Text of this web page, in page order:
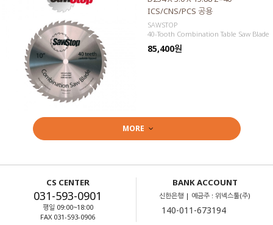
ICS/CNS/PCS 공용
SAWSTOP
40-Tooth Combination Table Saw Blade
85,400원
MORE
CS CENTER
031-593-0901
평일 09:00~18:00
FAX 031-593-0906
BANK ACCOUNT
신한은행 | 예금주 : 위넥스툴(주)